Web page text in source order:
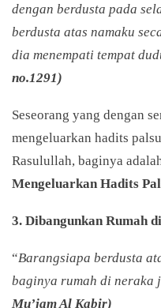
dengan berdusta pada
berdusta atas namaku
dia menempati tempat
no.1291)
Seseorang yang dengan
mengeluarkan hadits
Rasulullah, baginya
Mengeluarkan Hadits
3. Dibangunkan Rumah
“Barangsiapa berdusta
baginya rumah di neraka
Mu’jam Al Kabir)